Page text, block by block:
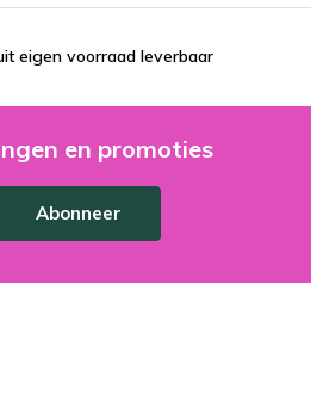
eigen voorraad leverbaar
en promoties
Abonneer